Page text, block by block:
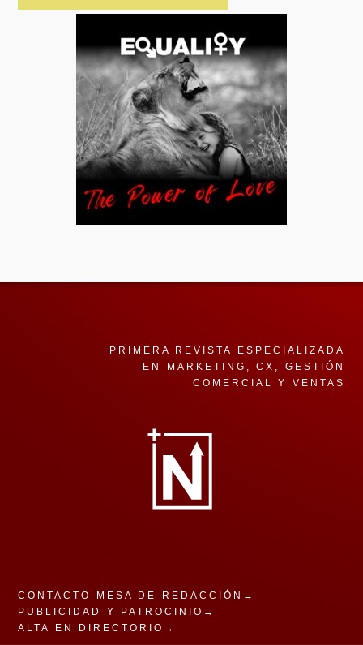
PRIMERA REVISTA ESPECIALIZADA
EN MARKETING, CX, GESTIÓN
COMERCIAL Y VENTAS
CONTACTO MESA DE REDACCIÓN→
PUBLICIDAD Y PATROCINIO→
ALTA EN DIRECTORIO→